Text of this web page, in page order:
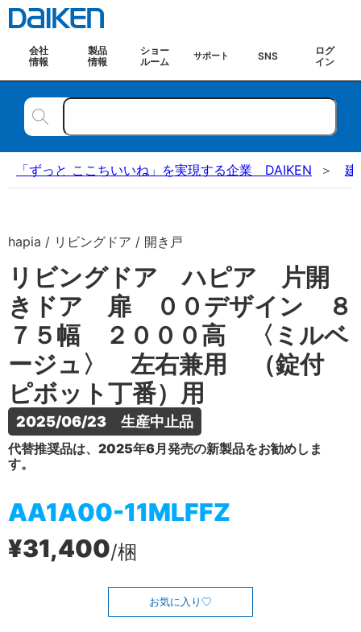
会社
情報
製品
情報
ショー
ルーム
サポート SNS
ログ
イン
「ずっと ここちいいね」を実現する企業 DAIKEN 建
hapia / リビングドア / 開き戸
リビングドア ハピア 片開
きドア 扉 ００デザイン ８
７５幅 ２０００高 〈ミルベ
ージュ〉 左右兼用 （錠付
ピボット丁番）用
2025/06/23　生産中止品
代替推奨品は、2025年6月発売の新製品をお勧めしま
す。
AA1A00-11MLFFZ
¥31,400/梱
お気に入り